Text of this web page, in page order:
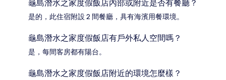
龜島潛水之家度假飯店內部或附近是否有餐廳？
是的，此住宿附設 2 間餐廳，具有海濱用餐環境。
龜島潛水之家度假飯店有戶外私人空間嗎？
是，每間客房都有陽台。
龜島潛水之家度假飯店附近的環境怎麼樣？